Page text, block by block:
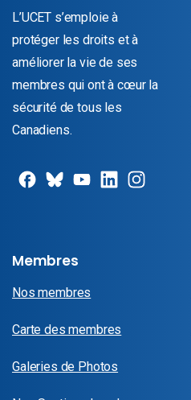
L’UCET s’emploie à
protéger les droits et à
améliorer la vie de ses
membres qui ont à cœur la
sécurité de tous les
Canadiens.
Membres
Nos membres
Carte des membres
Galeries de Photos